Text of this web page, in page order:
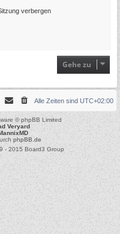
verbergen
Gehe zu
Alle Zeiten sind UTC+02:00
© phpBB Limited
Veryard
phpBB.de
- 2015 Board3 Group